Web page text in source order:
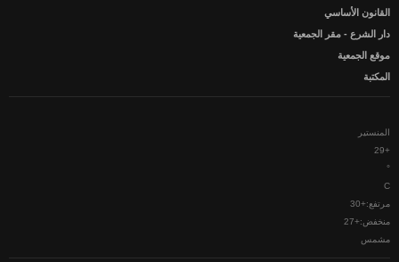
القانون الأساسي
دار الشرع - مقر الجمعية
موقع الجمعية
المكتبة
المنستير
+
29
°
C
مرتفع:+
30
منخفض:+
27
مشمس